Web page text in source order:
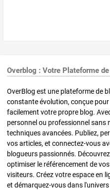
Overblog : Votre Plateforme
OverBlog est une plateforme de
constante évolution, conçue
facilement votre propre blog.
personnel ou professionnel sans
techniques avancées. Publiez,
vos articles, et connectez-vous
blogueurs passionnés.
optimiser le référencement de
visiteurs. Créez votre espace en
et démarquez-vous dans